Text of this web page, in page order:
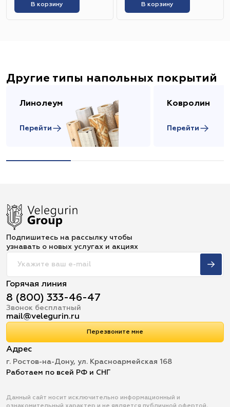
В корзину В корзину
Другие типы напольных покрытий
Линолеум
Перейти
Ковролин
Перейти
Подпишитесь на рассылку чтобы
узнавать о новых услугах и акциях
Горячая линия
8 (800) 333-46-47
Звонок бесплатный
mail@velegurin.ru
Перезвоните мне
Адрес
г. Ростов-на-Дону, ул. Красноармейская 168
Работаем по всей РФ и СНГ
Данный сайт носит исключительно информационный и